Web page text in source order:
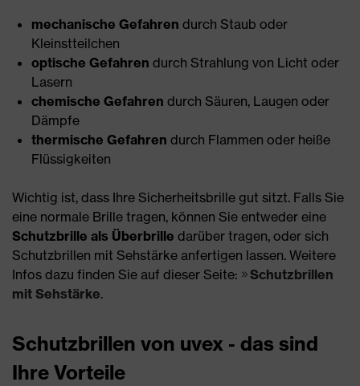
mechanische Gefahren durch Staub oder
Kleinstteilchen
optische Gefahren durch Strahlung von Licht oder
Lasern
chemische Gefahren durch Säuren, Laugen oder
Dämpfe
thermische Gefahren durch Flammen oder heiße
Flüssigkeiten
Wichtig ist, dass Ihre Sicherheitsbrille gut sitzt. Falls Sie
eine normale Brille tragen, können Sie entweder eine
Schutzbrille als Überbrille darüber tragen, oder sich
Schutzbrillen mit Sehstärke anfertigen lassen. Weitere
Infos dazu finden Sie auf dieser Seite:
Schutzbrillen
mit Sehstärke.
Schutzbrillen von uvex - das sind
Ihre Vorteile